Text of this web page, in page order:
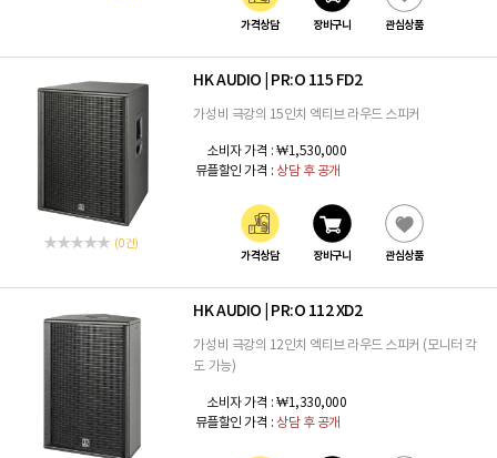
가격상담 장바구니 관심상품
(0 건)
HK AUDIO PR:O 115 FD2
가성비 극강의 15인치 엑티브 라우드 스피커
소비자 가격 : ₩1,530,000
뮤플할인 가격 : 상담 후 공개
가격상담 장바구니 관심상품
HK AUDIO PR:O 112 XD2
가성비 극강의 12인치 엑티브 라우드 스피커 (모니터 각
도 가능)
소비자 가격 : ₩1,330,000
뮤플할인 가격 : 상담 후 공개